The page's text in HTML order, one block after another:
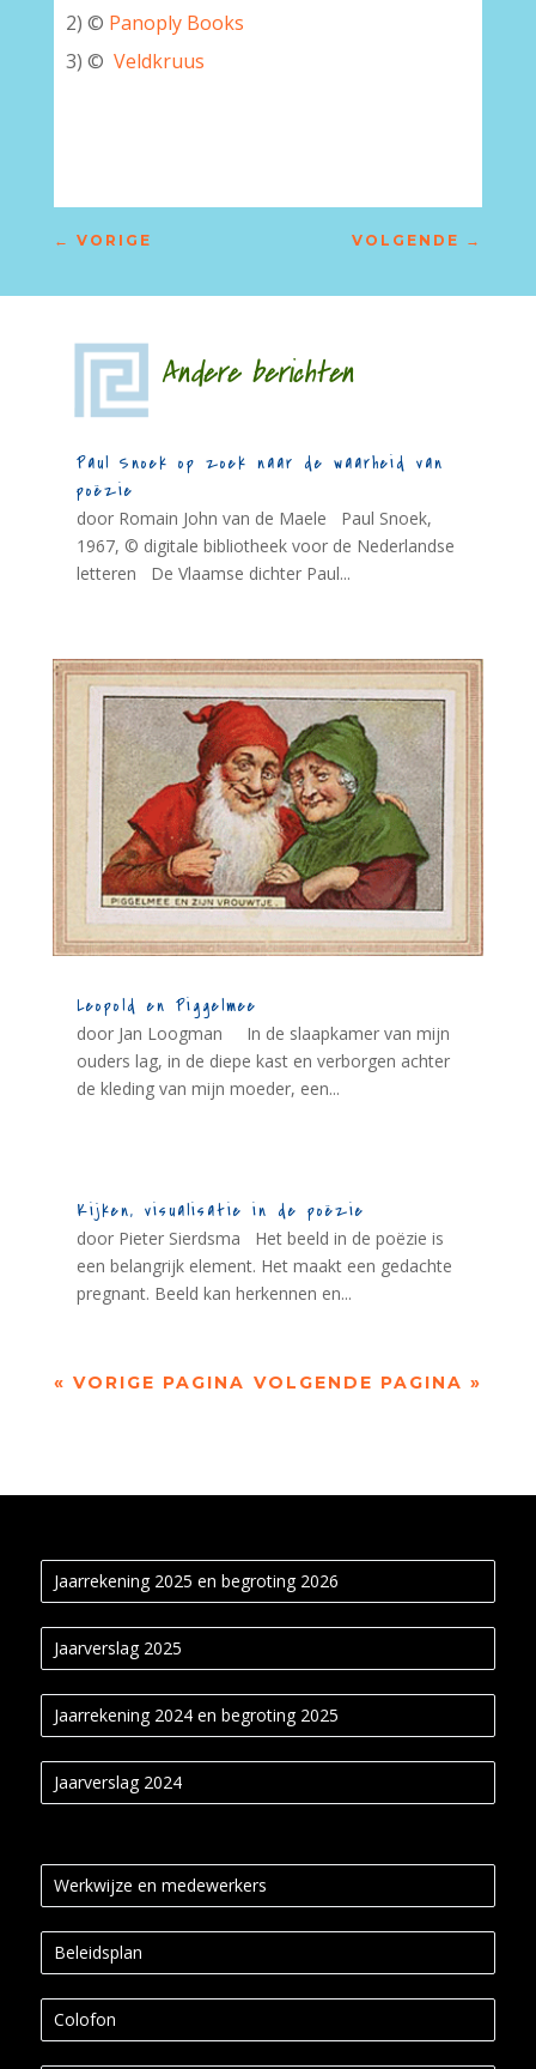
2) © Panoply Books
3) © Veldkruus
← VORIGE VOLGENDE →
Andere berichten
Paul Snoek op zoek naar de waarheid van
poëzie
door Romain John van de Maele Paul Snoek,
1967, © digitale bibliotheek voor de Nederlandse
letteren De Vlaamse dichter Paul...
Leopold en Piggelmee
door Jan Loogman In de slaapkamer van mijn
ouders lag, in de diepe kast en verborgen achter
de kleding van mijn moeder, een...
Kijken, visualisatie in de poëzie
door Pieter Sierdsma Het beeld in de poëzie is
een belangrijk element. Het maakt een gedachte
pregnant. Beeld kan herkennen en...
« VORIGE PAGINA VOLGENDE PAGINA »
Jaarrekening 2025 en begroting 2026
Jaarverslag 2025
Jaarrekening 2024 en begroting 2025
Jaarverslag 2024
Werkwijze en medewerkers
Beleidsplan
Colofon